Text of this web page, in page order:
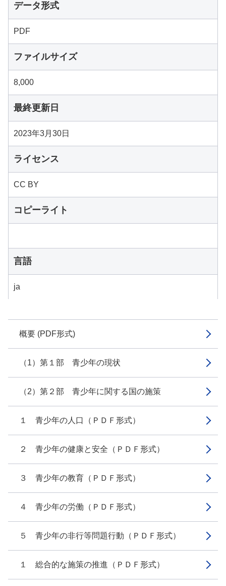
概要 (PDF形式)
（1）第１部 青少年の現状
（2）第２部 青少年に関する国の施策
１ 青少年の人口（ＰＤＦ形式）
２ 青少年の健康と安全（ＰＤＦ形式）
３ 青少年の教育（ＰＤＦ形式）
４ 青少年の労働（ＰＤＦ形式）
５ 青少年の非行等問題行動（ＰＤＦ形式）
１ 総合的な施策の推進（ＰＤＦ形式）
データ形式
PDF
ファイルサイズ
8,000
最終更新日
2023年3月30日
ライセンス
CC BY
コピーライト
言語
ja